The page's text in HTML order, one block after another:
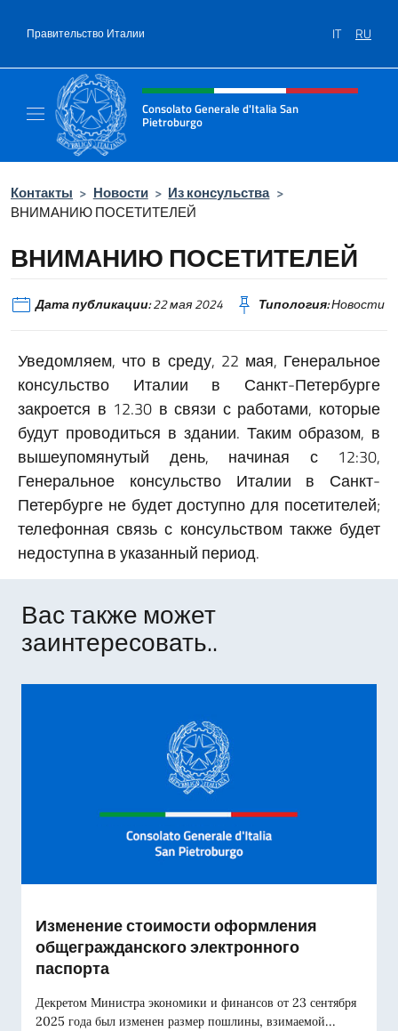
Правительство Италии IT RU
Шапка сайта, соцсети и
Consolato Generale d'Italia San
Pietroburgo
Контакты > Новости > Из консульства >
ВНИМАНИЮ ПОСЕТИТЕЛЕЙ
ВНИМАНИЮ ПОСЕТИТЕЛЕЙ
Дата публикации:22 мая 2024 Типология:Новости
Уведомляем, что в среду, 22 мая, Генеральное
консульство Италии в Санкт-Петербурге
закроется в 12.30 в связи с работами, которые
будут проводиться в здании. Таким образом, в
вышеупомянутый день, начиная с 12:30,
Генеральное консульство Италии в Санкт-
Петербурге не будет доступно для посетителей;
телефонная связь с консульством также будет
недоступна в указанный период.
Вас также может
заинтересовать..
Изменение стоимости оформления
общегражданского электронного
паспорта
Декретом Министра экономики и финансов от 23 сентября
2025 года был изменен размер пошлины, взимаемой...